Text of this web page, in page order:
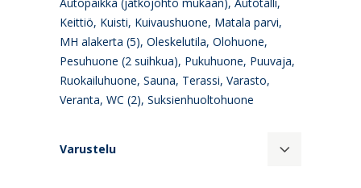
Keittiö, Kuisti, Kuivaushuone, Matala parvi,
MH alakerta (5), Oleskelutila, Olohuone,
Pesuhuone (2 suihkua), Pukuhuone, Puuvaja,
Ruokailuhuone, Sauna, Terassi, Varasto,
Veranta, WC (2), Suksienhuoltohuone
Varustelu